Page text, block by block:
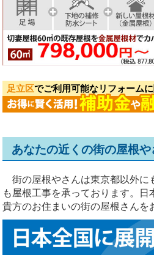
足立区でご利用可能なリフォーム
あなたの近くの街の屋根
街の屋根やさんは東京都以外に
も屋根工事を承っております。日
貴方のお住まいの街の屋根さんを